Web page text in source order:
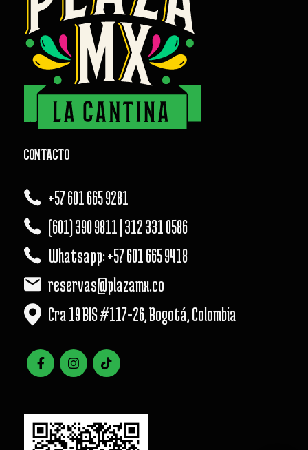
CONTACTO
+57 601 665 9281
(601) 390 9811 | 312 331 0586
Whatsapp: +57 601 665 9418
reservas@plazamx.co
Cra 19 BIS #117-26, Bogotá, Colombia